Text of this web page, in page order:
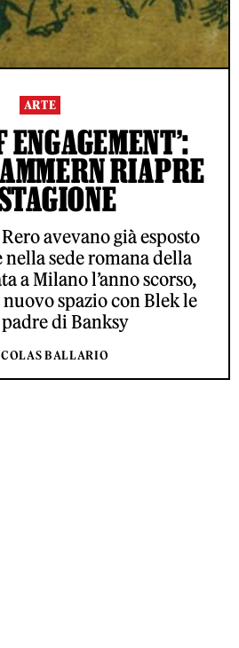
ARTE
ENGAGEMENT’:
RIAPRE
avevano già esposto
sede romana della
a Milano l’anno scorso,
spazio con Blek le
di Banksy
BALLARIO